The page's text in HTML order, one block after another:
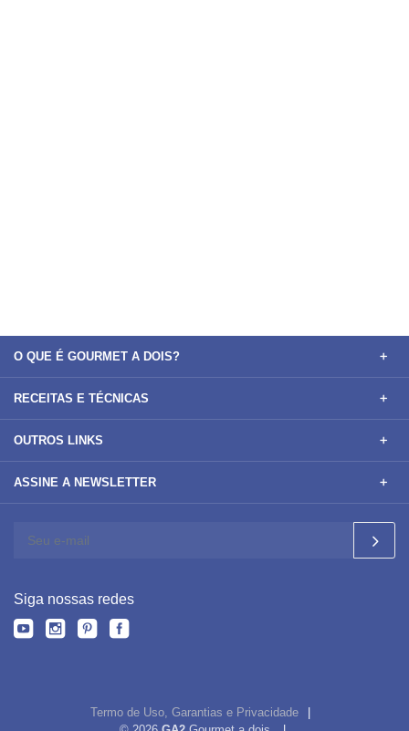
O QUE É GOURMET A DOIS?
RECEITAS E TÉCNICAS
OUTROS LINKS
ASSINE A NEWSLETTER
Siga nossas redes
Termo de Uso, Garantias e Privacidade